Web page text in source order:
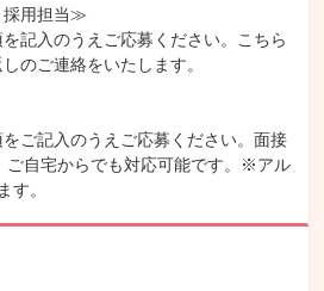
採用担当≫
記入のうえご応募ください。こちら
のご連絡をいたします。
ご記入のうえご応募ください。面接
ご自宅からでも対応可能です。※アル
す。